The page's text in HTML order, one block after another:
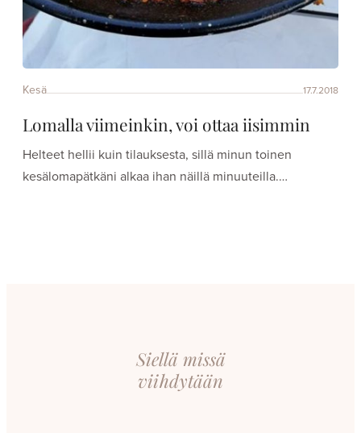
Kesä 17.7.2018
Lomalla viimeinkin, voi ottaa iisimmin
Helteet hellii kuin tilauksesta, sillä minun toinen
kesälomapätkäni alkaa ihan näillä minuuteilla.…
Siellä missä
viihdytään